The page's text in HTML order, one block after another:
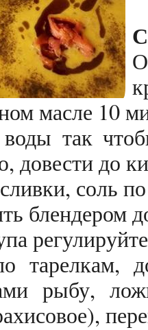
масле 10
воды так
довести до
соль
блендером
тарелкам,
рыбу,